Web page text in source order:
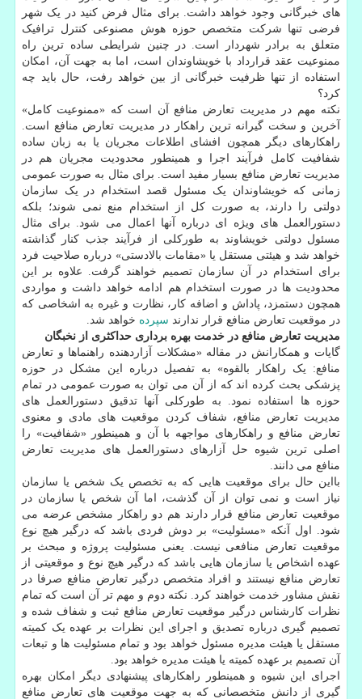
های خبرگانی وجود خواهد داشت. برای مثال فرض کنید در یک شهر
فرضی تنها شرکت متخصص حوزه هوش مصنوعی کنترل ترافیک
متعلق به برادر شهردار است. در چنین شرایطی ساده ترین راه
ممنوعیت عقد قرارداد با خویشاوندان است، اما به جهت آن، امکان
استفاده از تنها ظرفیت خبرگانی از بین خواهد رفت، حال باید چه
کرد؟
نکته مهم در مدیریت تعارض منافع آن است که «ممنوعیت کامل»
آخرین و سخت گیرانه ترین راهکار در مدیریت تعارض منافع است.
راهکارهای دیگر همچون افشای اطلاعات مجریان یا به زبان ساده
شفافیت کامل فرآیند اجرا و همینطور محدودیت مجریان هم در
مدیریت تعارض منافع بسیار مفید است. برای مثال به صورت عمومی
زمانی که خویشاوندان یک مسئول قصد استخدام در یک سازمان
دولتی را دارند، به صورت کل از استخدام منع نمی شوند؛ بلکه
دستورالعمل های ویژه ای درباره آنها اعمال می شود. برای مثال
مسئول دولتی خویشاوند به طورکلی از فرآیند جذب کنار گذاشته
خواهد شد و هیئتی مستقل یا «مقامات بالادستی» درباره صلاحیت فرد
برای استخدام در آن سازمان تصمیم خواهند گرفت. علاوه بر این
محدودیت ها در صورت استخدام هم ادامه خواهد داشت و مواردی
همچون دستمزد، پاداش و اضافه کار، نظارت و غیره به اشخاصی که
در موقعیت تعارض منافع قرار ندارند سپرده خواهد شد.
مدیریت تعارض منافع در خدمت بهره برداری حداکثری از نخبگان
گایات و همکارانش در مقاله «مشکلات آزاردهنده راهنماها و تعارض
منافع: یک راهکار بالقوه» به تفصیل درباره این مشکل در حوزه
پزشکی بحث کرده اند که از آن می توان به صورت عمومی در تمام
حوزه ها استفاده نمود. به طورکلی آنها تدقیق دستورالعمل های
مدیریت تعارض منافع، شفاف کردن موقعیت های مادی و معنوی
تعارض منافع و راهکارهای مواجهه با آن و همینطور «شفافیت» را
اصلی ترین شیوه حل آزارهای دستورالعمل های مدیریت تعارض
منافع می دانند.
بااین حال برای موقعیت هایی که به تخصص یک شخص یا سازمان
نیاز است و نمی توان از آن گذشت، اما آن شخص یا سازمان در
موقعیت تعارض منافع قرار دارند هم دو راهکار مشخص عرضه می
شود. اول آنکه «مسئولیت» بر دوش فردی باشد که درگیر هیچ نوع
موقعیت تعارض منافعی نیست. یعنی مسئولیت پروژه و مبحث بر
عهده اشخاص یا سازمان هایی باشد که درگیر هیچ نوع و موقعیتی از
تعارض منافع نیستند و افراد متخصص درگیر تعارض منافع صرفا در
نقش مشاور خدمت خواهند کرد. نکته دوم و مهم تر آن است که تمام
نظرات کارشناس درگیر موقعیت تعارض منافع ثبت و شفاف شده و
تصمیم گیری درباره تصدیق و اجرای این نظرات بر عهده یک کمیته
مستقل یا هیئت مدیره مسئول خواهد بود و تمام مسئولیت ها و تبعات
آن تصمیم بر عهده کمیته یا هیئت مدیره خواهد بود.
اجرای این شیوه و همینطور راهکارهای پیشنهادی دیگر امکان بهره
گیری از دانش متخصصانی که به جهت موقعیت های تعارض منافع